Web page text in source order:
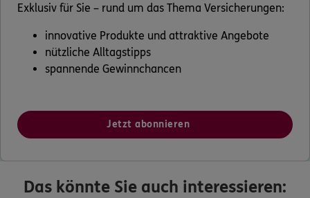
Exklusiv für Sie – rund um das Thema Versicherungen:
innovative Produkte und attraktive Angebote
nützliche Alltagstipps
spannende Gewinnchancen
Jetzt abonnieren
Das könnte Sie auch interessieren: